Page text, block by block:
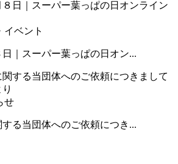
イベント
｜スーパー葉っぱの日オン...
せ
る当団体へのご依頼につき...